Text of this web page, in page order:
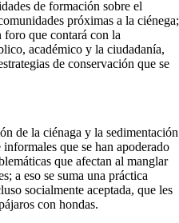
de formación sobre el
próximas a la ciénega;
que contará con la
académico y la ciudadanía,
de conservación que se
de la ciénaga y la sedimentación
que se han apoderado
que afectan al manglar
a eso se suma una práctica
socialmente aceptada, que les
con hondas.